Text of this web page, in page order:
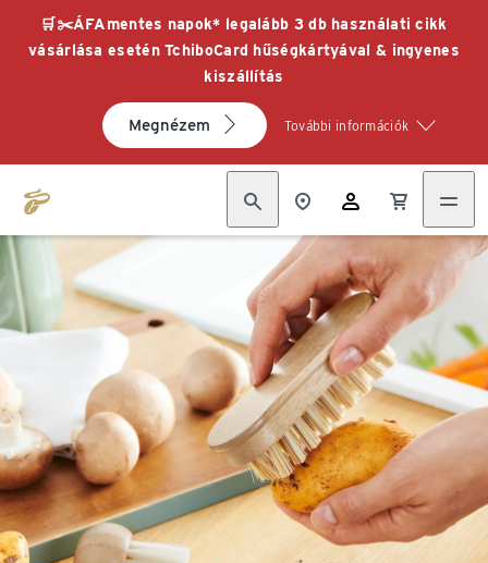
🛒✂️ÁFAmentes napok* legalább 3 db használati cikk
vásárlása esetén TchiboCard hűségkártyával & ingyenes
kiszállítás
Megnézem További információk